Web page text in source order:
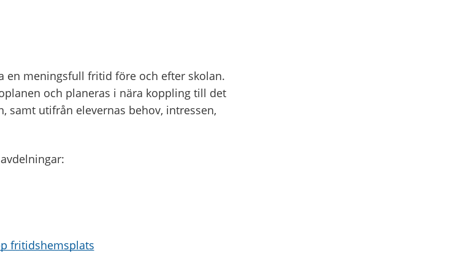
en meningsfull fritid före och efter skolan.
och planeras i nära koppling till det
samt utifrån elevernas behov, intressen,
fritidshemsplats